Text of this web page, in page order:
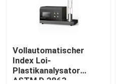
Vollautomatischer
Index Loi-
Plastikanalysator
ASTM D 2863